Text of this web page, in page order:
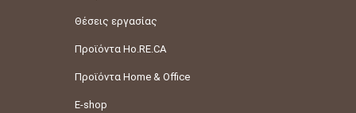
Θέσεις εργασίας
Προϊόντα Ho.RE.CA
Προϊόντα Home & Office
E-shop